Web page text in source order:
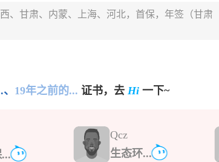
、甘肃、内蒙、上海、河北，首保，年签（甘肃
19年之前的... 证书，去 Hi 一下~
Qcz
生态环...